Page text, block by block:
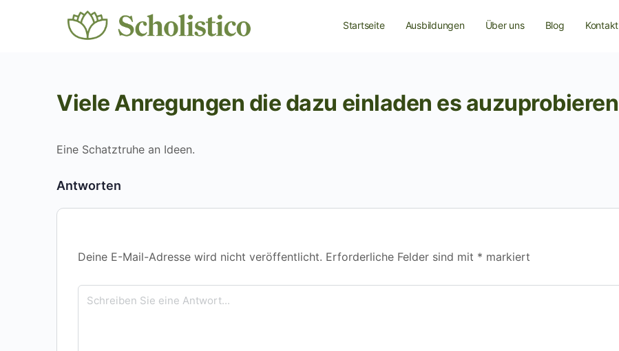
Startseite Ausbildungen Über uns Blog Kontakt
Viele Anregungen die dazu einladen es auzuprobieren
Eine Schatztruhe an Ideen.
Antworten
Deine E-Mail-Adresse wird nicht veröffentlicht. Erforderliche Felder sind mit * markiert